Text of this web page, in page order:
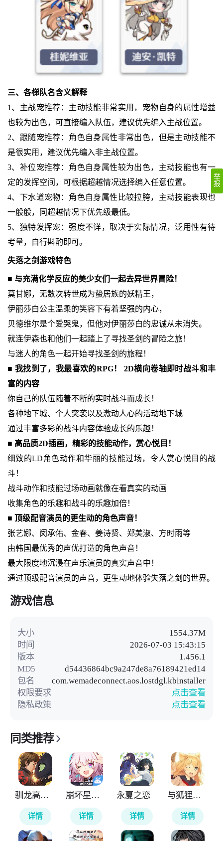
三、各梯队名含义解释
1、主战宠推荐：主动技能非常实用，宠物自身的属性增益
也较为出色，可直接编入队伍，建议优先编入主战位置。
2、跟随宠推荐：角色自身属性非常出色，但是主动技能不
是很实用，建议优先编入非主战位置。
3、补位宠推荐：角色自身属性较为出色，主动技能也有一
定的发挥空间，可根据超越情况选择编入任意位置。
4、下水道宠物：角色自身属性比较拉胯，主动技能表现也
一般般，同超越情况下优先级最低。
5、独特发挥宠：强度不详，取决于实际情况，泛用性有待
考量，自行斟酌即可。
失落之剑游戏特色
■ 与充满化学反应的美少女们一起去异世界冒险！
莫甘娜，无数次转世成为蛰居族的妖精王，
伊丽莎白公主温柔的笑容下有着坚强的内心，
贝德维尔是个爱哭鬼，但他对伊丽莎白的忠诚从未消失。
就连伊森也和他们一起踏上了寻找圣剑的冒险之旅！
与迷人的角色一起开始寻找圣剑的旅程！
■ 我找到了，我最喜欢的RPG！ 2D横向卷轴即时战斗和丰
富的内容
你自己的队伍随着不断的实时战斗而成长！
各种地下城、个人突袭以及激动人心的活动地下城
通过丰富多彩的战斗内容体验成长的乐趣！
■ 高品质2D插画，精彩的技能动作，赏心悦目！
细致的LD角色动作和华丽的技能过场，令人赏心悦目的战
斗！
战斗动作和技能过场动画就像在看真实的动画
收集角色的乐趣和战斗的乐趣加倍！
■ 顶级配音演员的更生动的角色声音！
张艺娜、闵承佑、金春、姜诗贤、郑美淑、方时雨等
由韩国最优秀的声优打造的角色声音！
最大限度地沉浸在声乐演员的真实声音中！
通过顶级配音演员的声音，更生动地体验失落之剑的世界。
游戏信息
大小
1554.37M
时间
2026-07-03 15:43:15
版本
1.456.1
MD5
d54436864bc9a247de8a76189421ed14
包名
com.wemadeconnect.aos.lostdgl.kbinstaller
权限要求
点击查看
隐私政策
点击查看
同类推荐
驯龙高手旅程
详情
崩坏星穹铁道云游戏
详情
永夏之恋
详情
与狐狸的日常
详情
举
报